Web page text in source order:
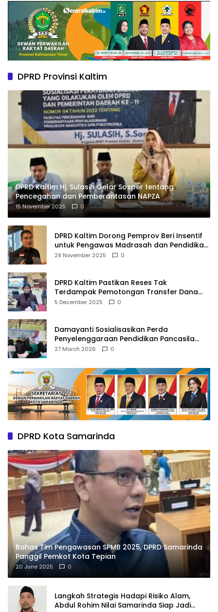
DPRD Provinsi Kaltim
DPRD Kaltim Hj. Sulasih Gelar Sosper tentang
Pencegahan dan Pemberantasan NAPZA
15 November 2025 0
DPRD Kaltim Dorong Pemprov Beri Insentif
untuk Pengawas Madrasah dan Pendidikan
Agama
29 November 2025 0
DPRD Kaltim Pastikan Reses Tak
Terdampak Pemotongan Transfer Dana
Pusat
5 December 2025 0
Damayanti Sosialisasikan Perda
Penyelenggaraan Pendidikan Pancasila
dan Wawasan Kebangsaan
27 March 2026 0
DPRD Kota Samarinda
Bahas Tim Pengawasan SPMB 2025, DPRD Samarinda
Panggil Pemkot Kota Tepian
20 June 2025 0
Langkah Strategis Hadapi Risiko Alam,
Abdul Rohim Nilai Samarinda Siap Jadi